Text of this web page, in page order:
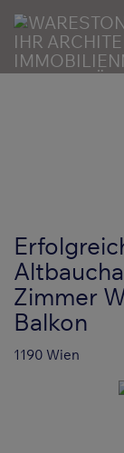
Zimmer
Balkon
1190 Wien